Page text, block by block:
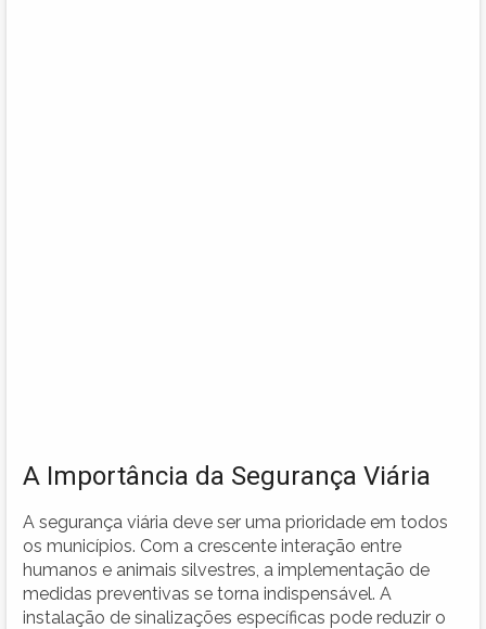
A Importância da Segurança Viária
A segurança viária deve ser uma prioridade em todos
os municípios. Com a crescente interação entre
humanos e animais silvestres, a implementação de
medidas preventivas se torna indispensável. A
instalação de sinalizações específicas pode reduzir o